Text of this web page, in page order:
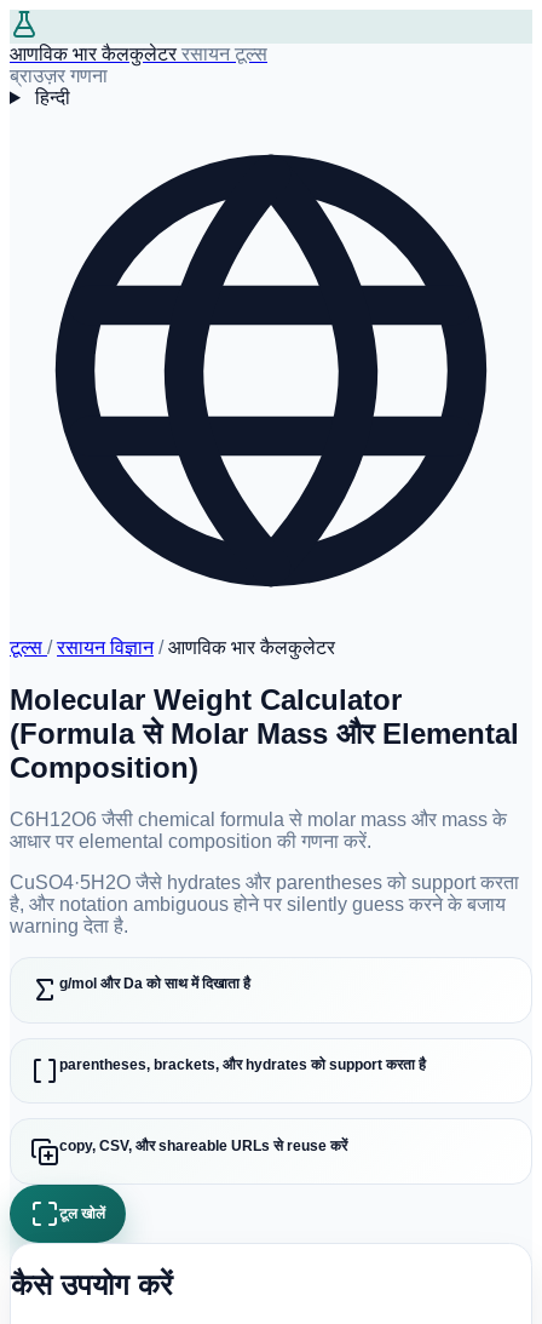
आणविक भार कैलकुलेटर रसायन टूल्स
ब्राउज़र गणना
हिन्दी
टूल्स / रसायन विज्ञान / आणविक भार कैलकुलेटर
Molecular Weight Calculator
(Formula से Molar Mass और Elemental
Composition)
C6H12O6 जैसी chemical formula से molar mass और mass के
आधार पर elemental composition की गणना करें.
CuSO4·5H2O जैसे hydrates और parentheses को support करता
है, और notation ambiguous होने पर silently guess करने के बजाय
warning देता है.
g/mol और Da को साथ में दिखाता है
parentheses, brackets, और hydrates को support करता है
copy, CSV, और shareable URLs से reuse करें
टूल खोलें
कैसे उपयोग करें